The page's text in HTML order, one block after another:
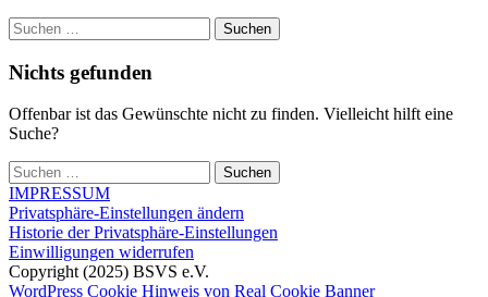
Suche
Suchen
nach:
Nichts gefunden
Offenbar ist das Gewünschte nicht zu finden. Vielleicht hilft eine
Suche?
Suchen
nach:
IMPRESSUM
Privatsphäre-Einstellungen ändern
Historie der Privatsphäre-Einstellungen
Einwilligungen widerrufen
Copyright (2025) BSVS e.V.
WordPress Cookie Hinweis von Real Cookie Banner